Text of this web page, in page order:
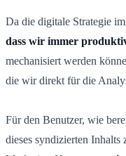
Da die digitale Strategie
dass wir immer
mechanisiert werden
die wir direkt für die
Für den Benutzer, wie
dieses syndizierten